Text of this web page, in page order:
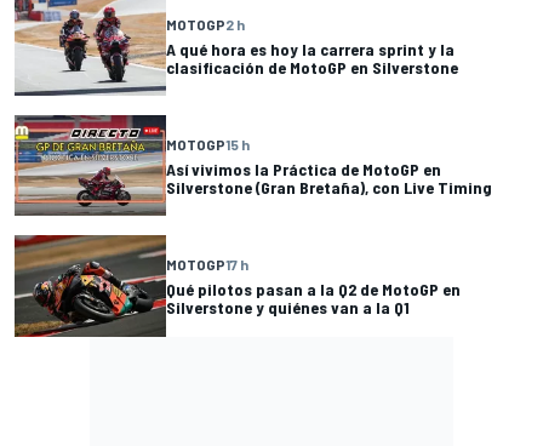
MOTOGP2 h
A qué hora es hoy la carrera sprint y la
clasificación de MotoGP en Silverstone
MOTOGP15 h
Así vivimos la Práctica de MotoGP en
Silverstone (Gran Bretaña), con Live Timing
MOTOGP17 h
Qué pilotos pasan a la Q2 de MotoGP en
Silverstone y quiénes van a la Q1